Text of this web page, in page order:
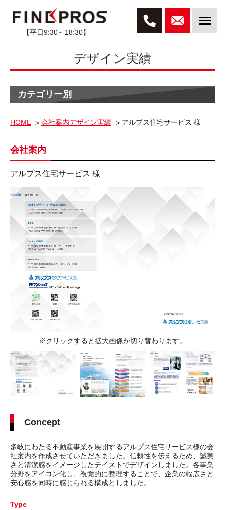
【平日9:30～18:30】
デザイン実績
カテゴリー別
HOME 会社案内デザイン実績 アルプス住宅サービス 様
会社案内
アルプス住宅サービス 様
※クリックすると拡大画像が切り替わります。
Concept
多岐にわたる不動産事業を展開するアルプス住宅サービス様の会
社案内を作成させていただきました。信頼性を伝えるため、誠実
さと清潔感をイメージしたテイストでデザインしました。各事業
分野をアイコン化し、視覚的に整理することで、企業の幅広さと
安心感を同時に感じられる構成としました。
Type